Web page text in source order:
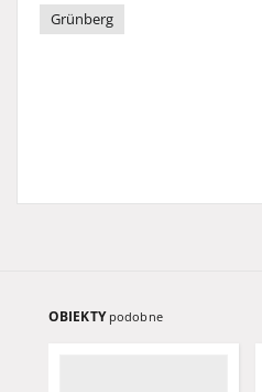
Grünberg
OBIEKTY podobne